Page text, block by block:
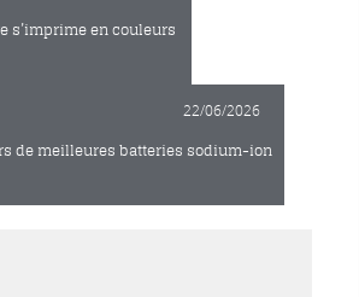
s’imprime en couleurs
22/06/2026
de meilleures batteries sodium-ion